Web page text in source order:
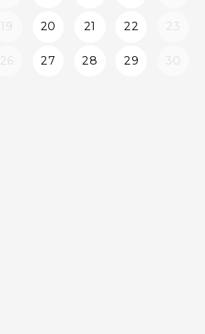
19 20 21 22 23
26 27 28 29 30